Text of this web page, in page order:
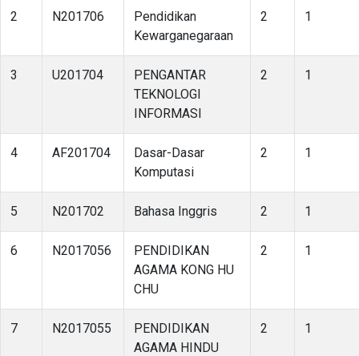
2 N201706
Pendidikan
Kewarganegaraan
2 1
3 U201704
PENGANTAR
TEKNOLOGI
INFORMASI
2 1
4 AF201704
Dasar-Dasar
Komputasi
2 1
5 N201702 Bahasa Inggris 2 1
6 N2017056
PENDIDIKAN
AGAMA KONG HU
CHU
2 1
7 N2017055
PENDIDIKAN
AGAMA HINDU
2 1